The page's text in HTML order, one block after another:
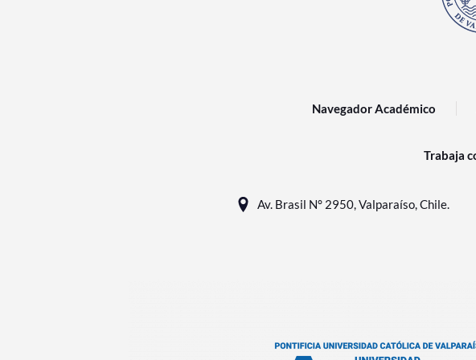
Navegador Académico
Trabaja
Av. Brasil N° 2950, Valparaíso, Chile.